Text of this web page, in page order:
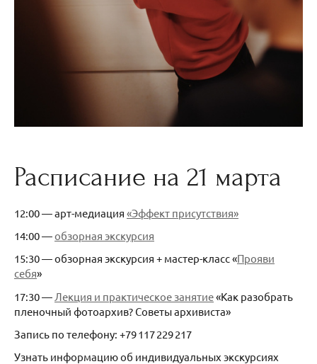
Расписание на 21 марта
12:00 — арт-медиация «Эффект присутствия»
14:00 —обзорная экскурсия
15:30 — обзорная экскурсия + мастер-класс «Прояви
себя»
17:30 — Лекция и практическое занятие«Как разобрать
пленочный фотоархив? Советы архивиста»
Запись по телефону: +79 117 229 217
Узнать информацию об индивидуальных экскурсиях